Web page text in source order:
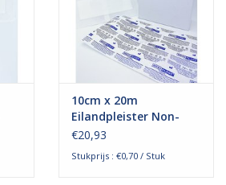
10cm x 20m
Eilandpleister Non-
Woven
€20,93
Stukprijs : €0,70 / Stuk